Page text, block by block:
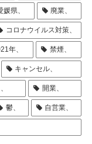
媛県、 廃業、
コロナウイルス対策、
年、 禁煙、
キャンセル、
開業、
鬱、 自営業、